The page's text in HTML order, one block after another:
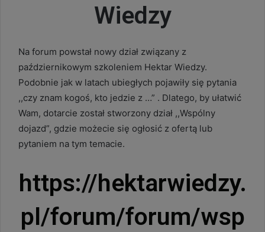
Wiedzy
Na forum powstał nowy dział związany z
październikowym szkoleniem Hektar Wiedzy.
Podobnie jak w latach ubiegłych pojawiły się pytania
,,czy znam kogoś, kto jedzie z …” . Dlatego, by ułatwić
Wam, dotarcie został stworzony dział ,,Wspólny
dojazd”, gdzie możecie się ogłosić z ofertą lub
pytaniem na tym temacie.
https://hektarwiedzy.
pl/forum/forum/wsp